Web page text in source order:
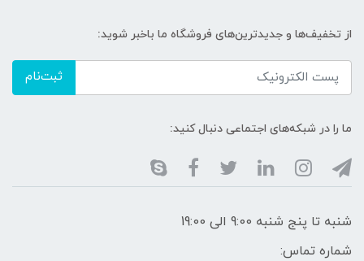
از تخفیف‌ها و جدیدترین‌های فروشگاه ما باخبر شوید:
ثبت‌نام
ما را در شبکه‌های اجتماعی دنبال کنید:
شنبه تا پنج شنبه 9:00 الی 19:00
شماره تماس: